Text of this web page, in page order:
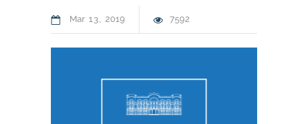
Mar 13 2019 7592